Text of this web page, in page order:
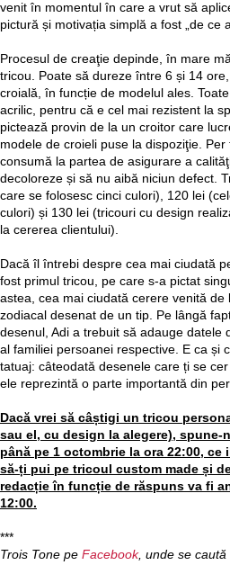
venit în momentul în care a vrut să
pictură și motivația simplă a fost „de ce
Procesul de creaţie depinde, în mare
tricou. Poate să dureze între 6 și 14
croială, în funcție de modelul ales.
acrilic, pentru că e cel mai rezistent la
pictează provin de la un croitor care
modele de croieli puse la dispoziţie.
consumă la partea de asigurare a
decoloreze și să nu aibă niciun defect.
care se folosesc cinci culori), 120 lei
culori) și 130 lei (tricouri cu design
la cererea clientului).
Dacă îl întrebi despre cea mai ciudată
fost primul tricou, pe care s-a pictat
astea, cea mai ciudată cerere venită de
zodiacal desenat de un tip. Pe lângă
desenul, Adi a trebuit să adauge datele
al familiei persoanei respective. E ca și
tatuaj: câteodată desenele care ți se
ele reprezintă o parte importantă din
Dacă vrei să câștigi un tricou
sau el, cu design la alegere),
până pe 1 octombrie la ora 22:00,
să-ți pui pe tricoul custom made și
redacție în funcție de răspuns va fi
12:00.
***
Trois Tone pe Facebook, unde se caută